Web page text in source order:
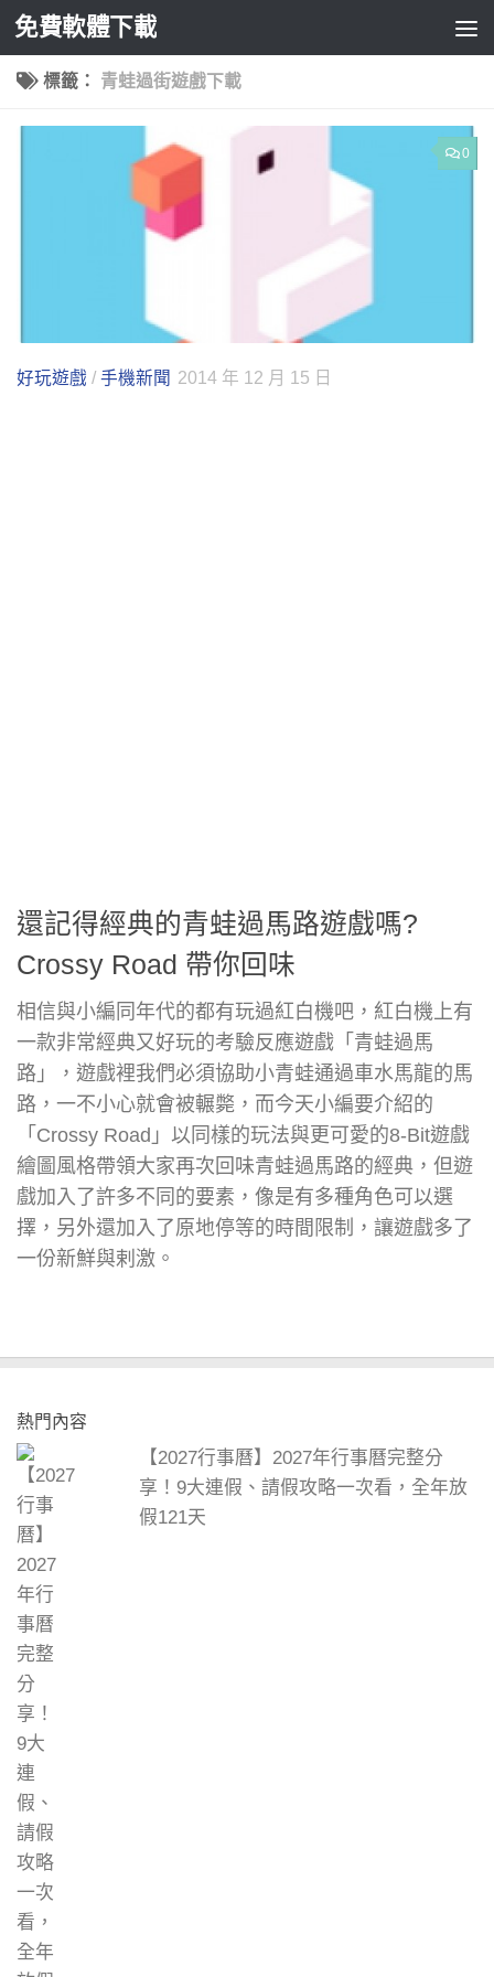
Skip to content
免費軟體下載
標籤： 青蛙過街遊戲下載
0
好玩遊戲 / 手機新聞 2014 年 12 月 15 日
還記得經典的青蛙過馬路遊戲嗎?
Crossy Road 帶你回味
相信與小編同年代的都有玩過紅白機吧，紅白機上有
一款非常經典又好玩的考驗反應遊戲「青蛙過馬
路」，遊戲裡我們必須協助小青蛙通過車水馬龍的馬
路，一不小心就會被輾斃，而今天小編要介紹的
「Crossy Road」以同樣的玩法與更可愛的8-Bit遊戲
繪圖風格帶領大家再次回味青蛙過馬路的經典，但遊
戲加入了許多不同的要素，像是有多種角色可以選
擇，另外還加入了原地停等的時間限制，讓遊戲多了
一份新鮮與剌激。
熱門內容
【2027行事曆】2027年行事曆完整分
享！9大連假、請假攻略一次看，全年放
假121天